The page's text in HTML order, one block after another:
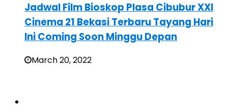
Jadwal Film Bioskop Plasa Cibubur XXI
Cinema 21 Bekasi Terbaru Tayang Hari
Ini Coming Soon Minggu Depan
March 20, 2022